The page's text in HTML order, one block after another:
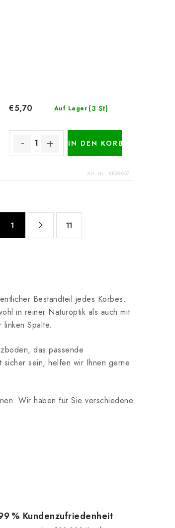
Auf Lager (3 St)
€5,70
IN DEN KORB
Art.-Nr.: KR20-037
P
1 11
Bestandteil jedes Korbes.
in reiner Naturoptik als auch mit
Spalte.
das passende
sein, helfen wir Ihnen gerne
Wir haben für Sie verschiedene
% Kundenzufriedenheit